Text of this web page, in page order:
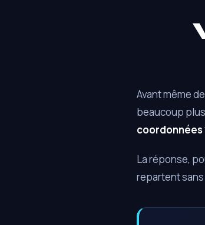
Avant même
beaucoup
coordonnées
La réponse,
repartent